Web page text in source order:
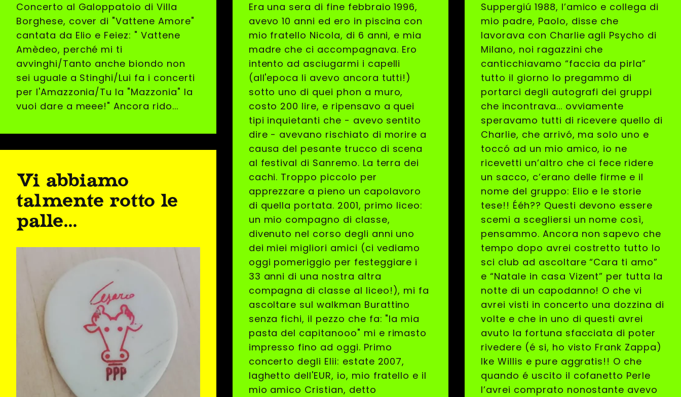
Concerto al Galoppatoio di Villa
Borghese, cover di "Vattene Amore"
cantata da Elio e Feiez: " Vattene
Amèdeo, perché mi ti
avvinghi/Tanto anche biondo non
sei uguale a Stinghi/Lui fa i concerti
per l'Amazzonia/Tu la "Mazzonia" la
vuoi dare a meee!" Ancora rido...
Vi abbiamo
talmente rotto le
palle...
Era una sera di fine febbraio 1996,
avevo 10 anni ed ero in piscina con
mio fratello Nicola, di 6 anni, e mia
madre che ci accompagnava. Ero
intento ad asciugarmi i capelli
(all'epoca li avevo ancora tutti!)
sotto uno di quei phon a muro,
costo 200 lire, e ripensavo a quei
tipi inquietanti che - avevo sentito
dire - avevano rischiato di morire a
causa del pesante trucco di scena
al festival di Sanremo. La terra dei
cachi. Troppo piccolo per
apprezzare a pieno un capolavoro
di quella portata. 2001, primo liceo:
un mio compagno di classe,
divenuto nel corso degli anni uno
dei miei migliori amici (ci vediamo
oggi pomeriggio per festeggiare i
33 anni di una nostra altra
compagna di classe al liceo!), mi fa
ascoltare sul walkman Burattino
senza fichi, il pezzo che fa: "la mia
pasta del capitanooo" mi e rimasto
impresso fino ad oggi. Primo
concerto degli Elii: estate 2007,
laghetto dell'EUR, io, mio fratello e il
mio amico Cristian, detto
Suppergiú 1988, l’amico e collega di
mio padre, Paolo, disse che
lavorava con Charlie agli Psycho di
Milano, noi ragazzini che
canticchiavamo “faccia da pirla”
tutto il giorno lo pregammo di
portarci degli autografi dei gruppi
che incontrava... ovviamente
speravamo tutti di ricevere quello di
Charlie, che arrivó, ma solo uno e
toccó ad un mio amico, io ne
ricevetti un’altro che ci fece ridere
un sacco, c’erano delle firme e il
nome del gruppo: Elio e le storie
tese!! Ééh?? Questi devono essere
scemi a scegliersi un nome così,
pensammo. Ancora non sapevo che
tempo dopo avrei costretto tutto lo
sci club ad ascoltare “Cara ti amo”
e “Natale in casa Vizent” per tutta la
notte di un capodanno! O che vi
avrei visti in concerto una dozzina di
volte e che in uno di questi avrei
avuto la fortuna sfacciata di poter
rivedere (é si, ho visto Frank Zappa)
Ike Willis e pure aggratis!! O che
quando é uscito il cofanetto Perle
l’avrei comprato nonostante avevo